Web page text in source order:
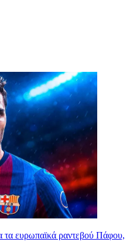
ευρωπαϊκά ραντεβού Πάφου,